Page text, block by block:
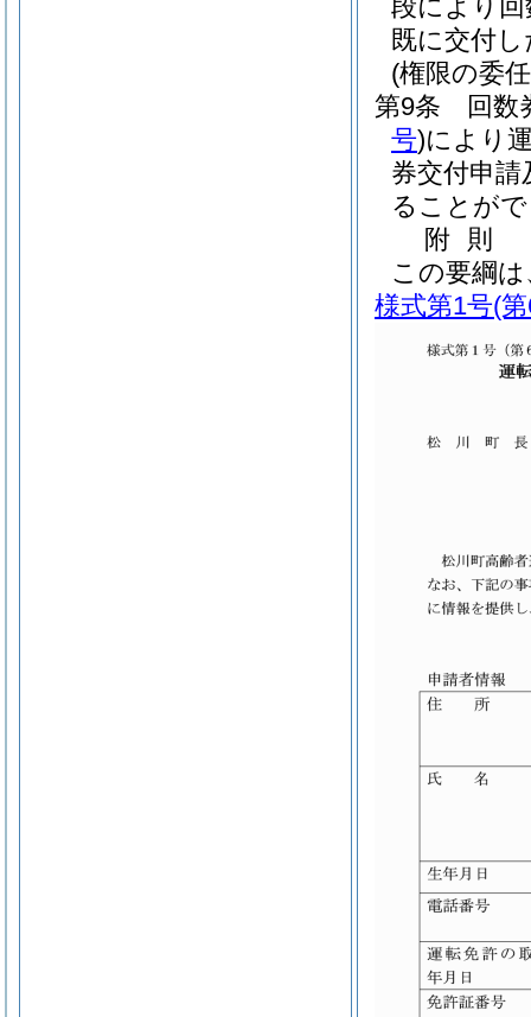
段により
既に交付
(権限の委
第9条
回数
号)により
券交付申
ることが
附 則
この要綱
様式第1号(